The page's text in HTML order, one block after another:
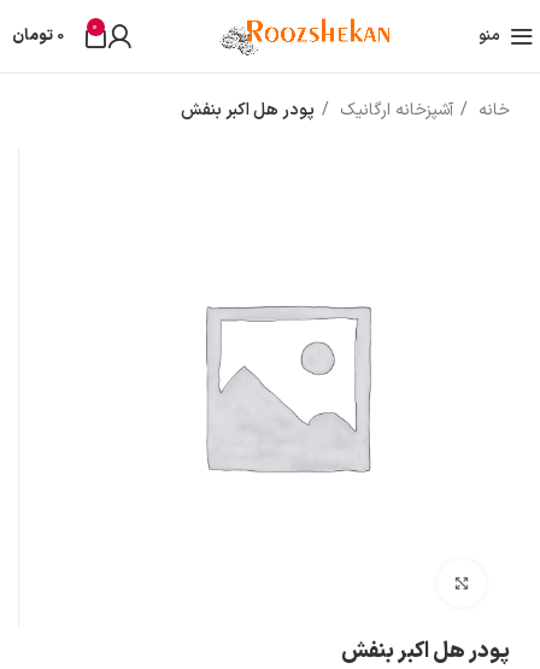
منو 0
0 تومان
خانه آشپزخانه ارگانیک پودر هل اکبر بنفش
پودر هل اکبر بنفش